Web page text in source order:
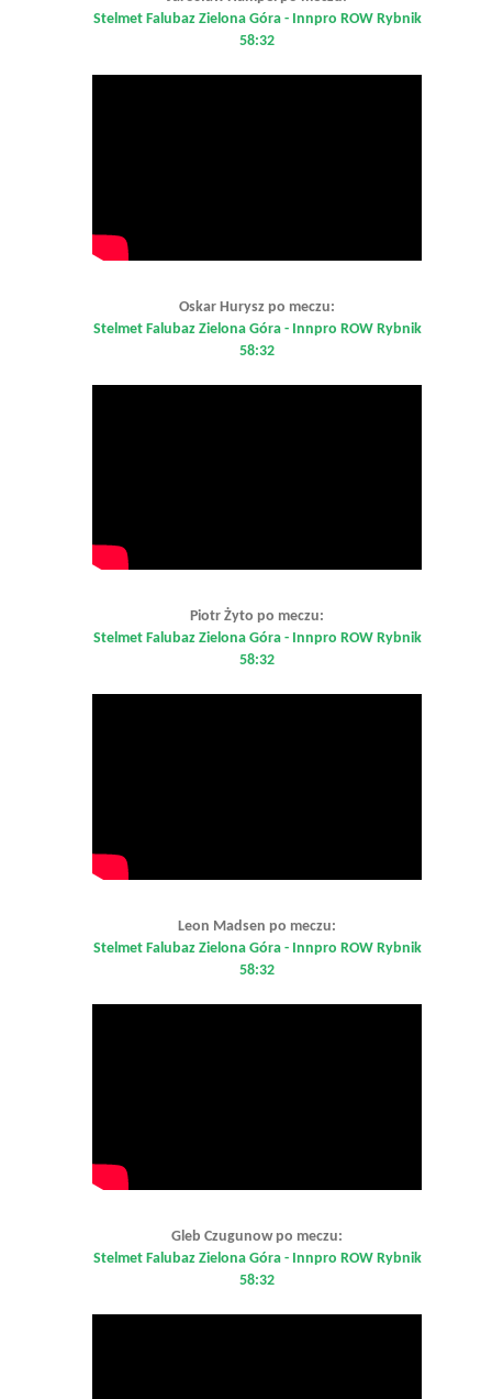
Stelmet Falubaz Zielona Góra - Innpro ROW Rybnik
58:32
Oskar Hurysz po meczu:
Stelmet Falubaz Zielona Góra - Innpro ROW Rybnik
58:32
Piotr Żyto po meczu:
Stelmet Falubaz Zielona Góra - Innpro ROW Rybnik
58:32
Leon Madsen po meczu:
Stelmet Falubaz Zielona Góra - Innpro ROW Rybnik
58:32
Gleb Czugunow po meczu:
Stelmet Falubaz Zielona Góra - Innpro ROW Rybnik
58:32